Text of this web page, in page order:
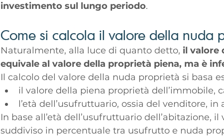
investimento sul lungo periodo.
Come si calcola il valore della nuda
Naturalmente, alla luce di quanto detto, il valore
equivale al valore della proprietà piena, ma è
Il calcolo del valore della nuda proprietà si basa
il valore della piena proprietà dell’immobile,
l’età dell’usufruttuario, ossia del venditore,
In base all’età dell’usufruttuario dell’abitazione,
suddiviso in percentuale tra usufrutto e nuda